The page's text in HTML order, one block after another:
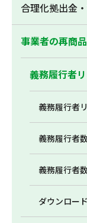
合理化拠出金
事業者の再商
義務履行者
義務履行者
義務履行者
義務履行者
ダウンロー